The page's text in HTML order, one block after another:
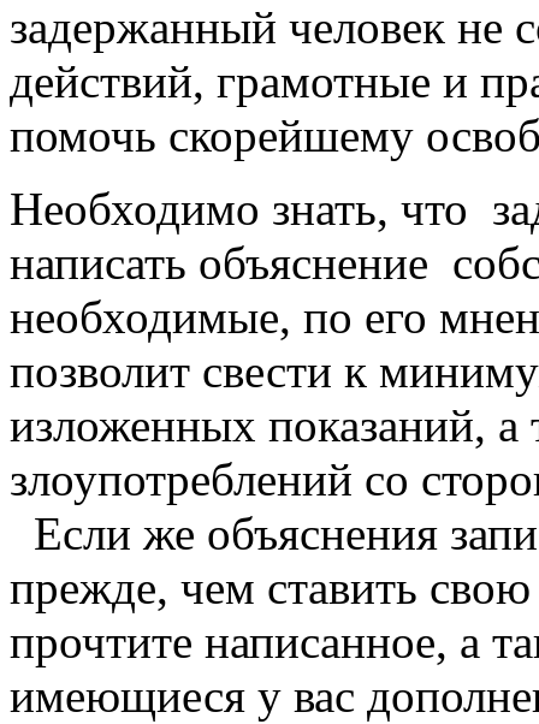
задержанный человек не
действий, грамотные и
помочь скорейшему
Необходимо знать, что
написать объяснение
необходимые, по его
позволит свести к
изложенных показаний, а
злоупотреблений со
Если же объяснения
прежде, чем ставить
прочтите написанное, а
имеющиеся у вас